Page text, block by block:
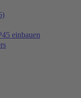
einbauen